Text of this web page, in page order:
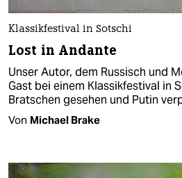
Klassikfestival in Sotschi
Lost in Andante
Unser Autor, dem Russisch und
Gast bei einem Klassikfestival in
Bratschen gesehen und Putin
Von Michael Brake